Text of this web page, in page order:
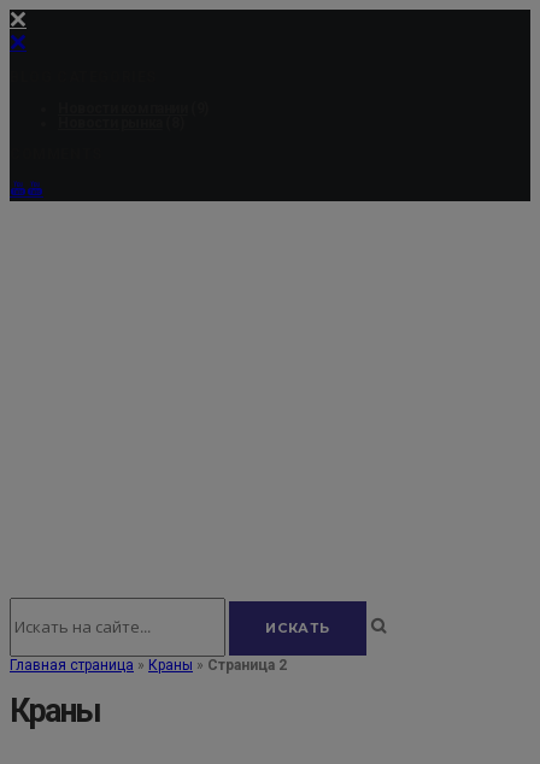
Главная страница » Краны » Страница 2
Краны